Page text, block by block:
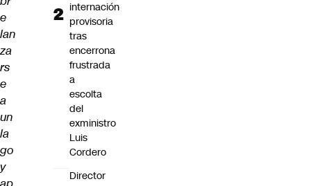
e
lan
za
rs
e
a
un
la
go
y
internación
provisoria
tras
encerrona
frustrada
a
escolta
del
exministro
Luis
Cordero
Director